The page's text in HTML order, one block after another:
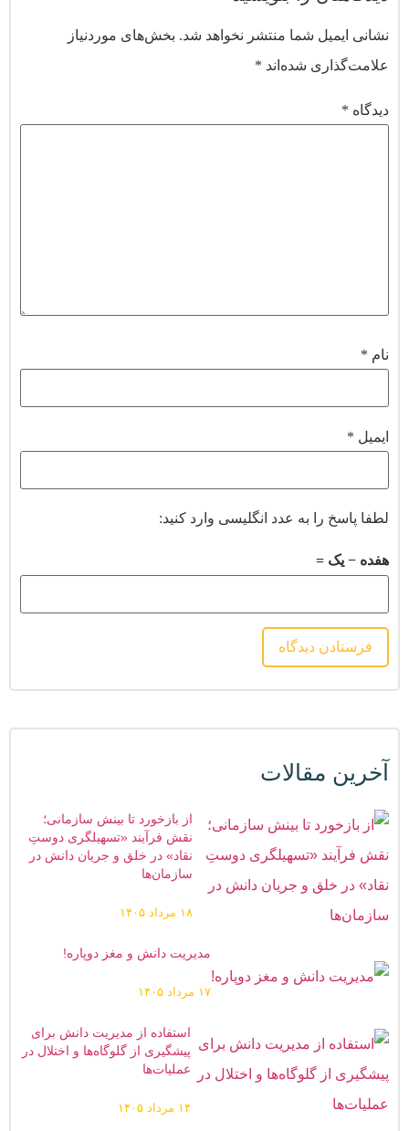
نشانی ایمیل شما منتشر نخواهد شد. بخش‌های موردنیاز
علامت‌گذاری شده‌اند *
دیدگاه *
نام *
ایمیل *
لطفا پاسخ را به عدد انگلیسی وارد کنید:
هفده − یک =
آخرین مقالات
از بازخورد تا بینش سازمانی؛
نقش فرآیند «تسهیلگری دوستِ
نقاد» در خلق و جریان دانش در
سازمان‌ها
۱۸ مرداد ۱۴۰۵
مدیریت دانش و مغز دوپاره!
۱۷ مرداد ۱۴۰۵
استفاده از مدیریت دانش برای
پیشگیری از گلوگاه‌ها و اختلال در
عملیات‌ها
۱۴ مرداد ۱۴۰۵